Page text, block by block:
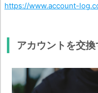
https://www.account-
アカウントを交